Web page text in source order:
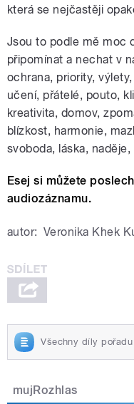
která se nejčastěji
Jsou to podle mě moc
připomínat a nechat v
ochrana, priority,
učení, přátelé, pouto,
kreativita, domov,
blízkost, harmonie,
svoboda, láska, naděje,
Esej si můžete
audiozáznamu.
autor: Veronika Khek
Všechny díly pořadu
mujRozhlas